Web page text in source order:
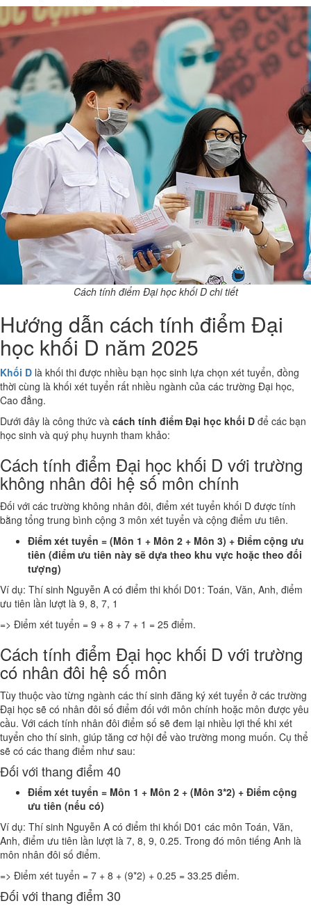
Cách tính điểm Đại học khối D chi tiết
Hướng dẫn cách tính điểm Đại
học khối D năm 2025
Khối D là khối thi được nhiều bạn học sinh lựa chọn xét tuyển, đồng
thời cùng là khối xét tuyển rất nhiều ngành của các trường Đại học,
Cao đẳng.
Dưới đây là công thức và cách tính điểm Đại học khối D để các bạn
học sinh và quý phụ huynh tham khảo:
Cách tính điểm Đại học khối D với trường
không nhân đôi hệ số môn chính
Đối với các trường không nhân đôi, điểm xét tuyển khối D được tính
bằng tổng trung bình cộng 3 môn xét tuyển và cộng điểm ưu tiên.
Điểm xét tuyển = (Môn 1 + Môn 2 + Môn 3) + Điểm cộng ưu
tiên (điểm ưu tiên này sẽ dựa theo khu vực hoặc theo đối
tượng)
Ví dụ: Thí sinh Nguyễn A có điểm thi khối D01: Toán, Văn, Anh, điểm
ưu tiên lần lượt là 9, 8, 7, 1
=> Điểm xét tuyển = 9 + 8 + 7 + 1 = 25 điểm.
Cách tính điểm Đại học khối D với trường
có nhân đôi hệ số môn
Tùy thuộc vào từng ngành các thí sinh đăng ký xét tuyển ở các trường
Đại học sẽ có nhân đôi số điểm đối với môn chính hoặc môn được yêu
cầu. Với cách tính nhân đôi điểm số sẽ đem lại nhiều lợi thế khi xét
tuyển cho thí sinh, giúp tăng cơ hội để vào trường mong muốn. Cụ thể
sẽ có các thang điểm như sau:
Đối với thang điểm 40
Điểm xét tuyển = Môn 1 + Môn 2 + (Môn 3*2) + Điểm cộng
ưu tiên (nếu có)
Ví dụ: Thí sinh Nguyễn A có điểm thi khối D01 các môn Toán, Văn,
Anh, điểm ưu tiên lần lượt là 7, 8, 9, 0.25. Trong đó môn tiếng Anh là
môn nhân đôi số điểm.
=> Điểm xét tuyển = 7 + 8 + (9*2) + 0.25 = 33.25 điểm.
Đối với thang điểm 30